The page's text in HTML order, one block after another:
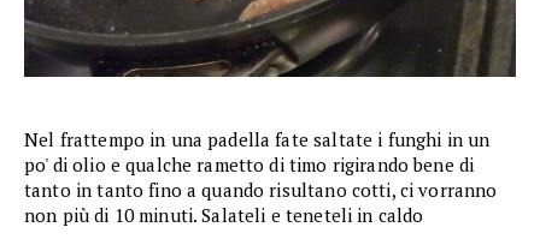
Nel frattempo in una padella fate saltate i funghi in un
po' di olio e qualche rametto di timo rigirando bene di
tanto in tanto fino a quando risultano cotti, ci vorranno
non più di 10 minuti. Salateli e teneteli in caldo